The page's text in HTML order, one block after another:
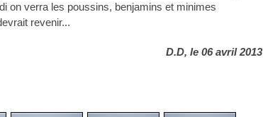
on verra les poussins, benjamins et minimes
revenir...
D.D, le 06 avril 2013